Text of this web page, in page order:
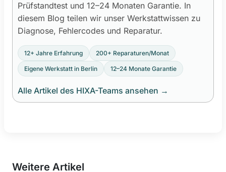
Prüfstandtest und 12–24 Monaten Garantie. In
diesem Blog teilen wir unser Werkstattwissen zu
Diagnose, Fehlercodes und Reparatur.
12+ Jahre Erfahrung 200+ Reparaturen/Monat
Eigene Werkstatt in Berlin 12–24 Monate Garantie
Alle Artikel des HIXA-Teams ansehen →
Weitere Artikel